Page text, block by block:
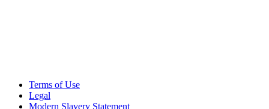
Terms of Use
Legal
Modern Slavery Statement